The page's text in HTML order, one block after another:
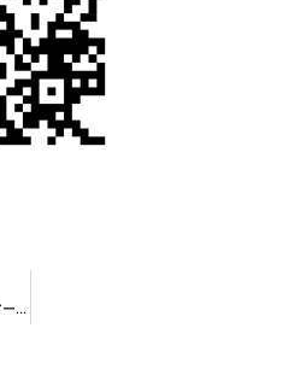
看取りを終えて ～娘として、アートセラピストとして～